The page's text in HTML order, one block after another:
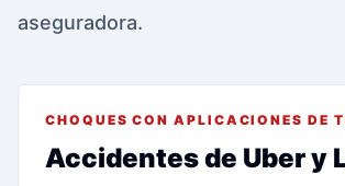
aseguradora.
CHOQUES CON APLICACIONES DE
Accidentes de Uber y